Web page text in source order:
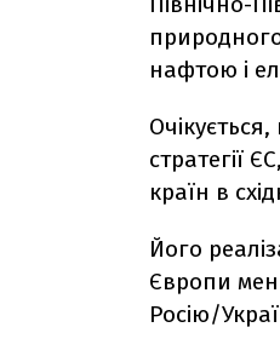
нафтою і
стратегії
країн в
Його
Європи
Росію/